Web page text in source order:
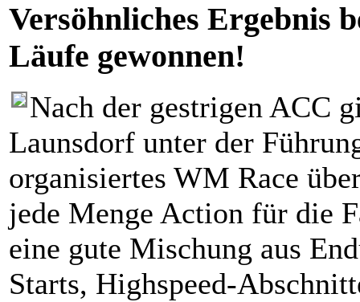
Versöhnliches Ergebnis
Läufe gewonnen!
Nach der gestrigen ACC
Launsdorf unter der
organisiertes WM Race
jede Menge Action für die
eine gute Mischung aus
Starts, Highspeed-